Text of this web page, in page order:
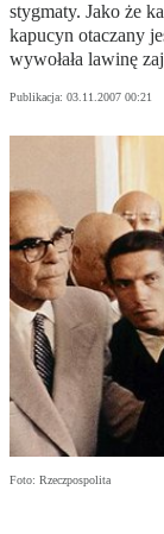
stygmaty. Jako że
kapucyn otaczany
wywołała lawinę
Publikacja: 03.11.2007 00:21
Foto: Rzeczpospolita